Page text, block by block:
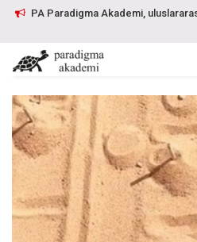
PA Paradigma Akademi,